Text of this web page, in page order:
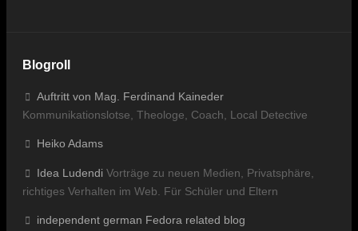
Blogroll
Auftritt von Mag. Ferdinand Kaineder
Kommunikationslotse, Theologe, Coach, Local Detective
Heiko Adams
Idea Ludendi Vorträge zu neuen Medien, Privatsphäre,
richtiges Verhalten im Web. Für Schüler und Eltern
independent german Fedora related blog